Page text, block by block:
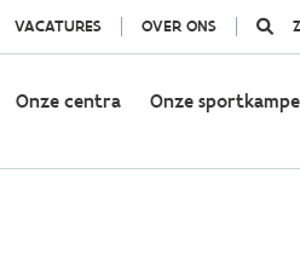
VACATURES OVER ONS
Onze centra Onze